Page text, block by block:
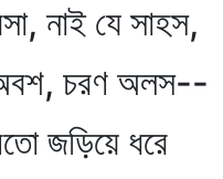
নাই যে সাহস,
চরণ অলস--
জড়িয়ে ধরে